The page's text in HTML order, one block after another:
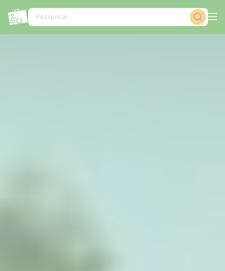
Pesquisar...
Painel de Gerenciamento de Cookies